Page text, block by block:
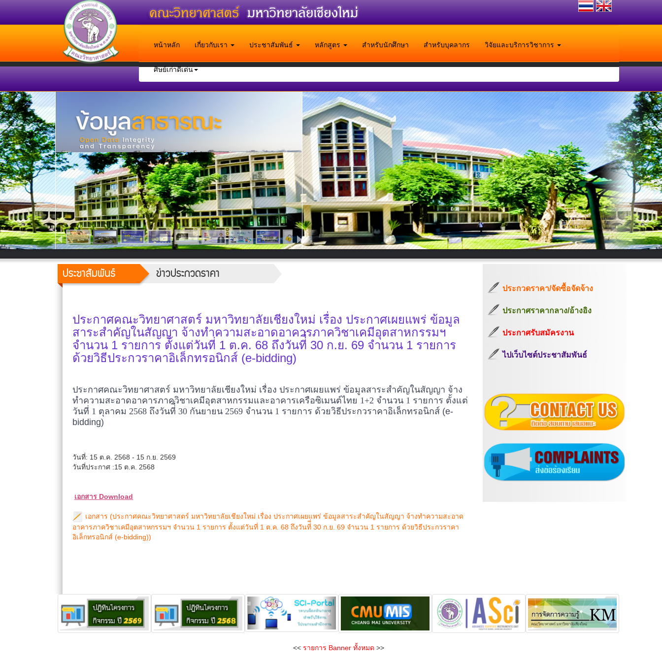
หน้าหลัก เกี่ยวกับเรา ประชาสัมพันธ์ หลักสูตร สำหรับนักศึกษา สำหรับบุคลากร วิจัยและบริการวิชาการ
ศิษย์เก่าดีเด่น
ประชาสัมพันธ์ ข่าวประกวดราคา
ประกาศคณะวิทยาศาสตร์ มหาวิทยาลัยเชียงใหม่ เรื่อง ประกาศเผยแพร่ ข้อมูล
สาระสำคัญในสัญญา จ้างทำความสะอาดอาคารภาควิชาเคมีอุตสาหกรรมฯ
จำนวน 1 รายการ ตั้งแต่วันที่ 1 ต.ค. 68 ถึงวันที่ี่ 30 ก.ย. 69 จำนวน 1 รายการ
ด้วยวิธีประกวราคาอิเล็กทรอนิกส์ (e-bidding)
ประกาศคณะวิทยาศาสตร์ มหาวิทยาลัยเชียงใหม่ เรื่อง ประกาศเผยแพร่ ข้อมูลสาระสำคัญในสัญญา จ้าง
ทำความสะอาดอาคารภาควิชาเคมีอุตสาหกรรมและอาคารเครือซิเมนต์ไทย 1+2 จำนวน 1 รายการ ตั้งแต่
วันที่ 1 ตุลาคม 2568 ถึงวันที่ี่ 30 กันยายน 2569 จำนวน 1 รายการ ด้วยวิธีประกวราคาอิเล็กทรอนิกส์ (e-
bidding)
วันที่: 15 ต.ค. 2568 - 15 ก.ย. 2569
วันที่ประกาศ :15 ต.ค. 2568
เอกสาร Download
เอกสาร (ประกาศคณะวิทยาศาสตร์ มหาวิทยาลัยเชียงใหม่ เรื่อง ประกาศเผยแพร่ ข้อมูลสาระสำคัญในสัญญา จ้างทำความสะอาด
อาคารภาควิชาเคมีอุตสาหกรรมฯ จำนวน 1 รายการ ตั้งแต่วันที่ 1 ต.ค. 68 ถึงวันที่ี่ 30 ก.ย. 69 จำนวน 1 รายการ ด้วยวิธีประกวราคา
อิเล็กทรอนิกส์ (e-bidding))
ประกวดราคา/จัดซื้อจัดจ้าง
ประกาศราคากลาง/อ้างอิง
ประกาศรับสมัครงาน
ไปเว็บไซต์ประชาสัมพันธ์
<< รายการ Banner ทั้งหมด >>